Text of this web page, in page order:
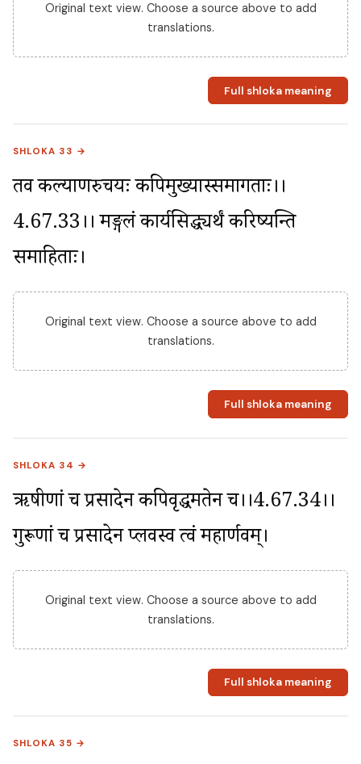
Original text view. Choose a source above to add
translations.
Full shloka meaning
SHLOKA 33 →
तव कल्याणरुचयः कपिमुख्यास्समागताः।।
4.67.33।। मङ्गलं कार्यसिद्ध्यर्थं करिष्यन्ति
समाहिताः।
Original text view. Choose a source above to add
translations.
Full shloka meaning
SHLOKA 34 →
ऋषीणां च प्रसादेन कपिवृद्धमतेन च।।4.67.34।।
गुरूणां च प्रसादेन प्लवस्व त्वं महार्णवम्।
Original text view. Choose a source above to add
translations.
Full shloka meaning
SHLOKA 35 →